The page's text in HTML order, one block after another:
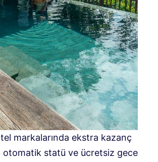
markalarında ekstra kazanç
otomatik statü ve ücretsiz gece